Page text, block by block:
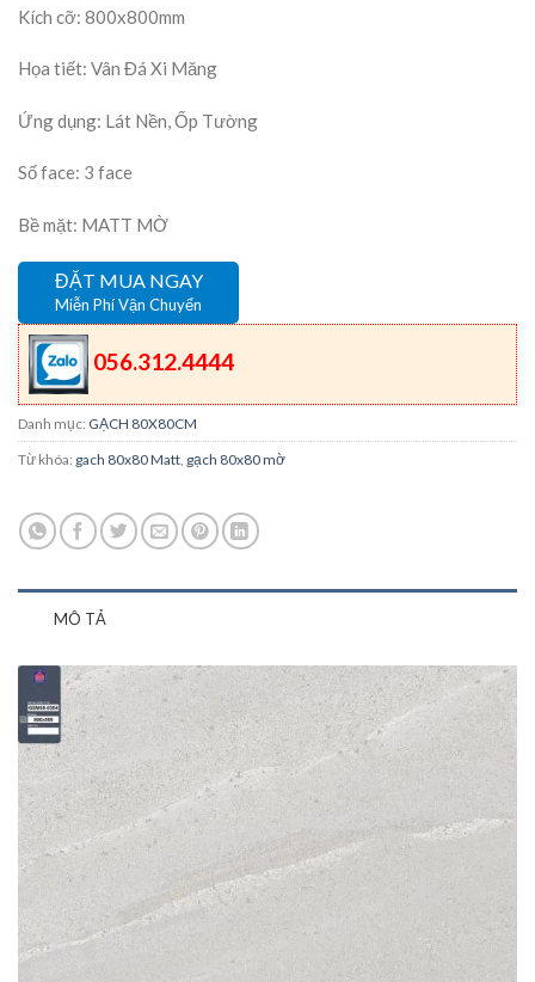
Kích cỡ: 800x800mm
Họa tiết: Vân Đá Xi Măng
Ứng dụng: Lát Nền, Ốp Tường
Số face: 3 face
Bề mặt: MATT MỜ
ĐẶT MUA NGAY
Miễn Phí Vận Chuyển
056.312.4444
Danh mục: GẠCH 80X80CM
Từ khóa: gach 80x80 Matt, gạch 80x80 mờ
MÔ TẢ